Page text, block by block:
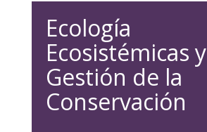
Ecología
Ecosistémicas y
Gestión de la
Conservación